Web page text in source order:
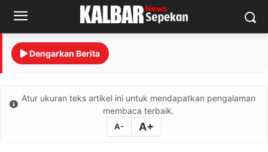
Dengarkan Berita
Atur ukuran teks artikel ini untuk mendapatkan pengalaman
membaca terbaik.
A- A+